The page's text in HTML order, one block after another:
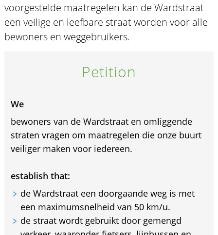
voorgestelde maatregelen kan de Wardstraat
een veilige en leefbare straat worden voor alle
bewoners en weggebruikers.
Petition
We
bewoners van de Wardstraat en omliggende
straten vragen om maatregelen die onze buurt
veiliger maken voor iedereen.
establish that:
de Wardstraat een doorgaande weg is met
een maximumsnelheid van 50 km/u.
de straat wordt gebruikt door gemengd